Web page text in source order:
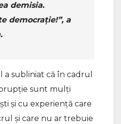
demisia.
democrație!”, a
subliniat că în cadrul
sunt mulți
și cu experiență care
și care nu ar trebuie